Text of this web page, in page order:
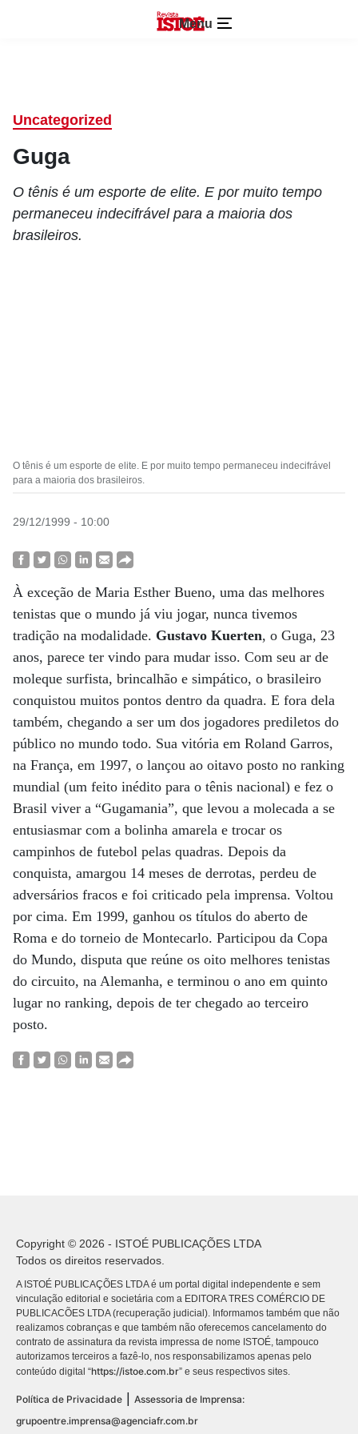
Menu
Uncategorized
Guga
O tênis é um esporte de elite. E por muito tempo
permaneceu indecifrável para a maioria dos
brasileiros.
O tênis é um esporte de elite. E por muito tempo permaneceu indecifrável
para a maioria dos brasileiros.
29/12/1999 - 10:00
À exceção de Maria Esther Bueno, uma das melhores
tenistas que o mundo já viu jogar, nunca tivemos
tradição na modalidade. Gustavo Kuerten, o Guga, 23
anos, parece ter vindo para mudar isso. Com seu ar de
moleque surfista, brincalhão e simpático, o brasileiro
conquistou muitos pontos dentro da quadra. E fora dela
também, chegando a ser um dos jogadores prediletos do
público no mundo todo. Sua vitória em Roland Garros,
na França, em 1997, o lançou ao oitavo posto no ranking
mundial (um feito inédito para o tênis nacional) e fez o
Brasil viver a “Gugamania”, que levou a molecada a se
entusiasmar com a bolinha amarela e trocar os
campinhos de futebol pelas quadras. Depois da
conquista, amargou 14 meses de derrotas, perdeu de
adversários fracos e foi criticado pela imprensa. Voltou
por cima. Em 1999, ganhou os títulos do aberto de
Roma e do torneio de Montecarlo. Participou da Copa
do Mundo, disputa que reúne os oito melhores tenistas
do circuito, na Alemanha, e terminou o ano em quinto
lugar no ranking, depois de ter chegado ao terceiro
posto.
Copyright © 2026 - ISTOÉ PUBLICAÇÕES LTDA
Todos os direitos reservados.
A ISTOÉ PUBLICAÇÕES LTDA é um portal digital independente e sem
vinculação editorial e societária com a EDITORA TRES COMÉRCIO DE
PUBLICACÕES LTDA (recuperação judicial). Informamos também que não
realizamos cobranças e que também não oferecemos cancelamento do
contrato de assinatura da revista impressa de nome ISTOÉ, tampouco
autorizamos terceiros a fazê-lo, nos responsabilizamos apenas pelo
conteúdo digital “https://istoe.com.br” e seus respectivos sites.
Política de Privacidade
Assessoria de Imprensa:
grupoentre.imprensa@agenciafr.com.br